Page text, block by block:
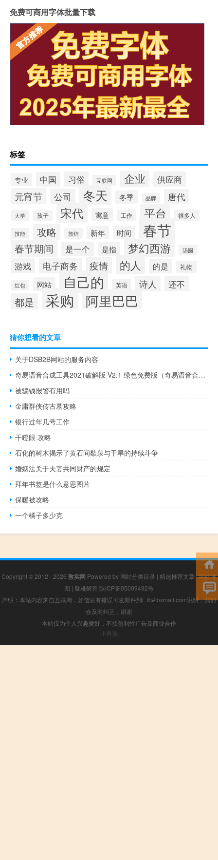
免费可商用字体批量下载
标签
专业 中国 习俗 互联网 企业 供应商
元宵节 公司 冬天 冬季 品牌 唐代
大学 孩子 宋代 寓意 工作 平台 很多人
技能 攻略 敦煌 新年 时间 春节
春节期间 是一个 是指 梦幻西游 汤圆
游戏 电子商务 疫情 的人 的是 礼物
红包 网站 自己的 英语 诗人 还不
都是 采购 阿里巴巴
猜你想看的文章
关于DSB2B网站的服务内容
奇易语音合成工具2021破解版 V2.1 绿色免费版（奇易语音合成工具2021破解版 V2.1 绿色免费版功能简介）
被骗钱报警有用吗
金庸群侠传古墓攻略
银行过年几号工作
干瞪眼 攻略
石化的树木揭示了黄石间歇泉与干旱的持续斗争
婚姻法关于夫妻共同财产的规定
拜年书签是什么意思图片
保暖被攻略
一个橘子多少克
Copyright © 2012 - 2026 敦实网 Powered by 网站分类目录 | 精选推荐文章 |网站地
图 | 疑难解答 陕ICP备05009492号
声明：本站内容来自互联网，如信息有错误可发邮件到f_fb#foxmail.com说明，我们
会及时纠正，谢谢
本站仅为个人兴趣爱好，不接盈利性广告及商业合作
小男孩